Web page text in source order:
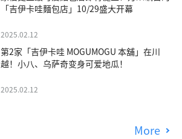
「吉伊卡哇麵包店」10/29盛大开幕
2025.02.12
第2家「吉伊卡哇 MOGUMOGU 本舖」在川
越！小八、乌萨奇变身可爱地瓜！
2025.02.12
More